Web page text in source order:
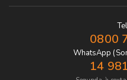
0800
WhatsApp
14